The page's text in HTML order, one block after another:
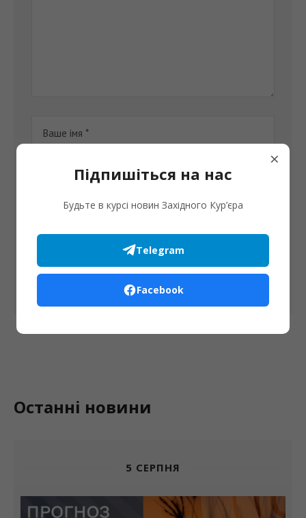
цьому браузері для моїх наступних коментарів.
Останні новини
5 СЕРПНЯ
×
Підпишіться на нас
Будьте в курсі новин Західного Кур’єра
Telegram
Facebook